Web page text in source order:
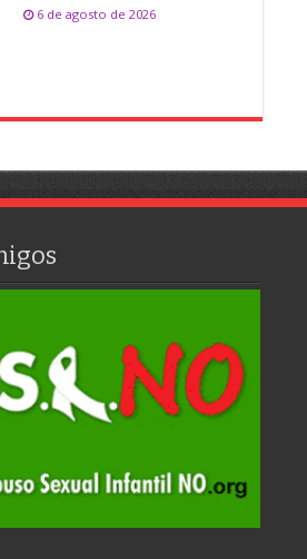
6 de agosto de 2026